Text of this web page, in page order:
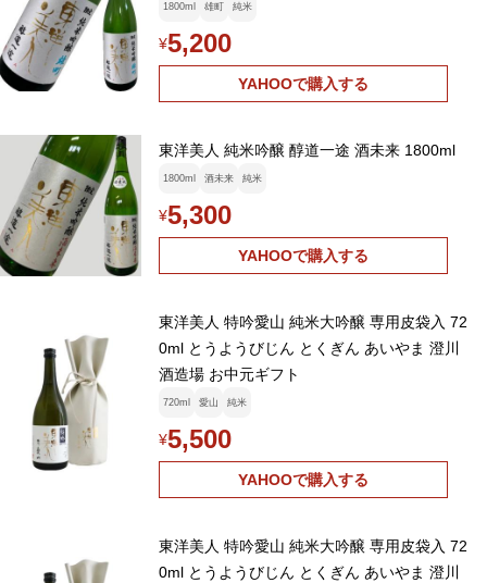
1800ml 雄町 純米
¥5,200
YAHOOで購入する
東洋美人 純米吟醸 醇道一途 酒未来 1800ml
1800ml 酒未来 純米
¥5,300
YAHOOで購入する
東洋美人 特吟愛山 純米大吟醸 専用皮袋入 72
0ml とうようびじん とくぎん あいやま 澄川
酒造場 お中元ギフト
720ml 愛山 純米
¥5,500
YAHOOで購入する
東洋美人 特吟愛山 純米大吟醸 専用皮袋入 72
0ml とうようびじん とくぎん あいやま 澄川